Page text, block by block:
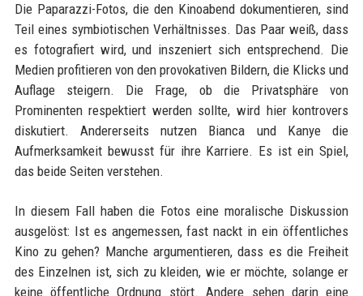
Die Paparazzi-Fotos, die den Kinoabend dokumentieren, sind
Teil eines symbiotischen Verhältnisses. Das Paar weiß, dass
es fotografiert wird, und inszeniert sich entsprechend. Die
Medien profitieren von den provokativen Bildern, die Klicks und
Auflage steigern. Die Frage, ob die Privatsphäre von
Prominenten respektiert werden sollte, wird hier kontrovers
diskutiert. Andererseits nutzen Bianca und Kanye die
Aufmerksamkeit bewusst für ihre Karriere. Es ist ein Spiel,
das beide Seiten verstehen.
In diesem Fall haben die Fotos eine moralische Diskussion
ausgelöst: Ist es angemessen, fast nackt in ein öffentliches
Kino zu gehen? Manche argumentieren, dass es die Freiheit
des Einzelnen ist, sich zu kleiden, wie er möchte, solange er
keine öffentliche Ordnung stört. Andere sehen darin eine